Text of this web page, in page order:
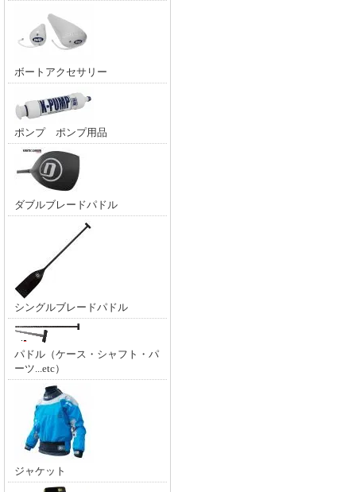
ボートアクセサリー
ポンプ ポンプ用品
ダブルブレードパドル
シングルブレードパドル
パドル（ケース・シャフト・パ
ーツ...etc）
ジャケット